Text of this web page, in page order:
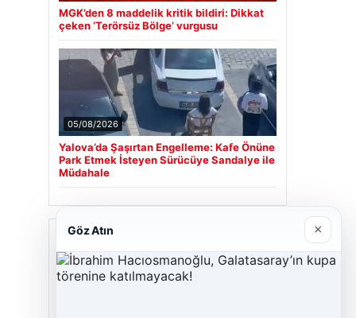
MGK’den 8 maddelik kritik bildiri: Dikkat
çeken ‘Terörsüz Bölge’ vurgusu
05/08/2026
Yalova’da Şaşırtan Engelleme: Kafe Önüne
Park Etmek İsteyen Sürücüye Sandalye ile
Müdahale
Son Eklenen Firmalar
Göz Atın ×